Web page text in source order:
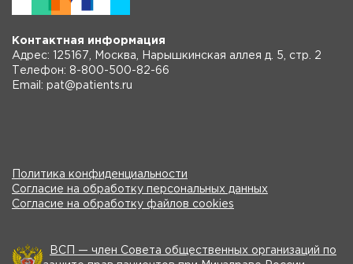
Контактная информация
Адрес: 125167, Москва, Нарышкинская аллея д. 5, стр. 2
Телефон: 8-800-500-82-66
Email: pat@patients.ru
Политика конфиденциальности
Согласие на обработку персональных данных
Согласие на обработку файлов cookies
ВСП — член Совета общественных организаций по